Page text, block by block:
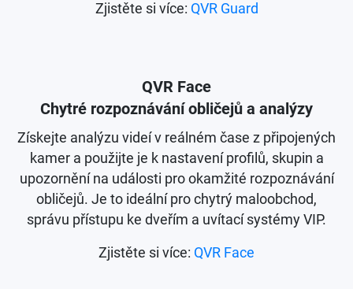
Zjistěte si více: QVR Guard
QVR Face
Chytré rozpoznávání obličejů a analýzy
Získejte analýzu videí v reálném čase z připojených
kamer a použijte je k nastavení profilů, skupin a
upozornění na události pro okamžité rozpoznávání
obličejů. Je to ideální pro chytrý maloobchod,
správu přístupu ke dveřím a uvítací systémy VIP.
Zjistěte si více: QVR Face